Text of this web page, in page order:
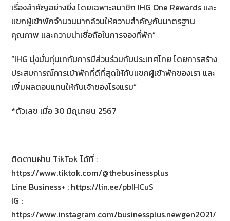
เรื่องสำคัญอย่างยิ่ง โดยเฉพาะสมาชิก IHG One Rewards และ
แขกผู้เข้าพักจำนวนมากล้วนให้ความสำคัญกับมาตรฐาน
คุณภาพ และความน่าเชื่อถือในการจองที่พัก”
“IHG มุ่งมั่นทุ่มเทกับการมีส่วนร่วมกับประเทศไทย โดยการสร้าง
ประสบการณ์การเข้าพักที่ดีที่สุดให้กับแขกผู้เข้าพักของเรา และ
เพิ่มผลตอบแทนให้กับเจ้าของโรงแรม”
*ตัวเลข เมื่อ 30 มิถุนายน 2567
ติดตามผ่าน TikTok ได้ที่ :
https://www.tiktok.com/@thebusinessplus
Line Business+ : https://lin.ee/pbIHCuS
IG :
https://www.instagram.com/businessplus.newgen2021/